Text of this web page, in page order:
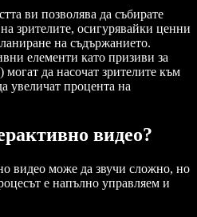
ви позволява да събирате
зрителите, осигурявайки ценни
на съдържанието.
елементи като призиви за
могат да насочат зрителите към
увеличат процента на
видео?
видео може да звучи сложно, но
е напълно управляем и